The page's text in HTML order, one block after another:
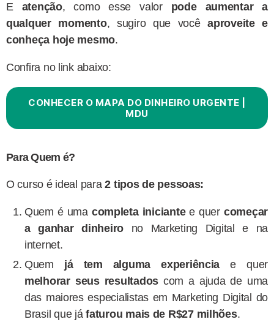
E atenção, como esse valor pode aumentar a
qualquer momento, sugiro que vocêaproveite e
conheça hoje mesmo.
Confira no link abaixo:
CONHECER O MAPA DO DINHEIRO URGENTE |
MDU
Para Quem é?
O curso é ideal para2 tipos de pessoas:
Quem é uma completa iniciantee quer começar
a ganhar dinheiro no Marketing Digital e na
internet.
Quem já tem alguma experiência e quer
melhorar seus resultadoscom a ajuda de uma
das maiores especialistas em Marketing Digital do
Brasil que jáfaturou mais de R$27 milhões.